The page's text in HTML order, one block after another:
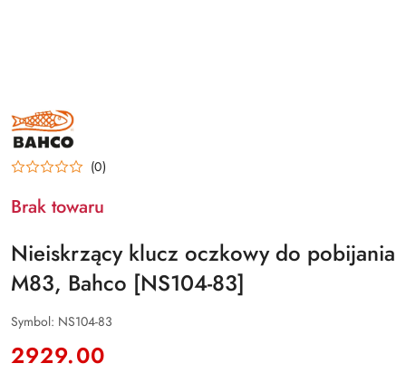
BAHCO
(0)
Brak towaru
Nieiskrzący klucz oczkowy do pobijania
M83, Bahco [NS104-83]
Symbol: NS104-83
cena:
2929.00